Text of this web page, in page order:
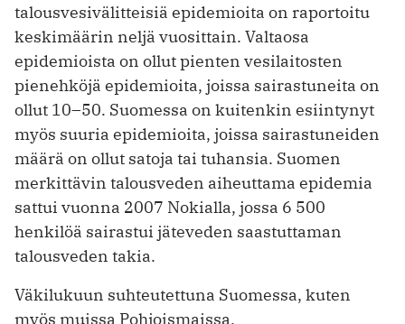
talousvesivälitteisiä epidemioita on raportoitu
keskimäärin neljä vuosittain. Valtaosa
epidemioista on ollut pienten vesilaitosten
pienehköjä epidemioita, joissa sairastuneita on
ollut 10–50. Suomessa on kuitenkin esiintynyt
myös suuria epidemioita, joissa sairastuneiden
määrä on ollut satoja tai tuhansia. Suomen
merkittävin talousveden aiheuttama epidemia
sattui vuonna 2007 Nokialla, jossa 6 500
henkilöä sairastui jäteveden saastuttaman
talousveden takia.
Väkilukuun suhteutettuna Suomessa, kuten
myös muissa Pohjoismaissa,